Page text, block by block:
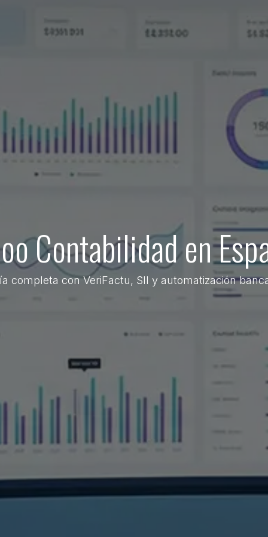
Contabilidad en
completa con VeriFactu, SII y automatización